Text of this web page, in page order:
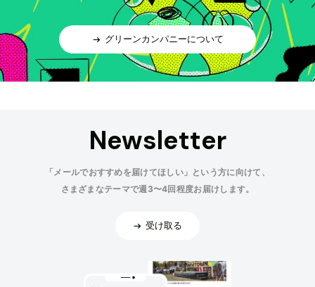
グリーンカンパニーについて
Newsletter
「メールでおすすめを届けてほしい」という方に向けて、
さまざまなテーマで週3〜4回程度お届けします。
受け取る